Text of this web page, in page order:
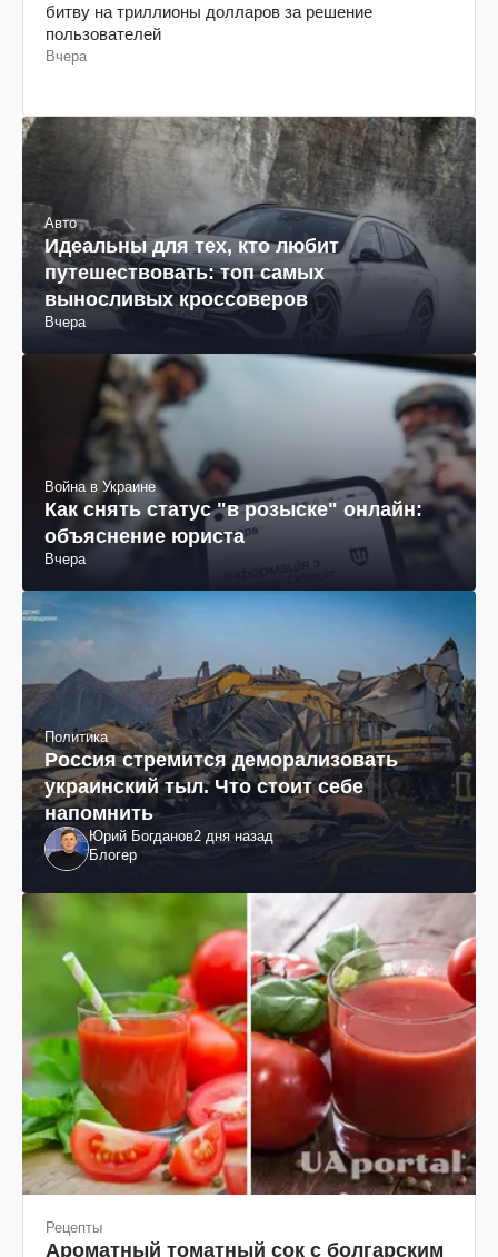
битву на триллионы долларов за решение
пользователей
Вчера
Авто
Идеальны для тех, кто любит
путешествовать: топ самых
выносливых кроссоверов
Вчера
Война в Украине
Как снять статус "в розыске" онлайн:
объяснение юриста
Вчера
Политика
Россия стремится деморализовать
украинский тыл. Что стоит себе
напомнить
Юрий Богданов2 дня назад
Блогер
Рецепты
Ароматный томатный сок с болгарским